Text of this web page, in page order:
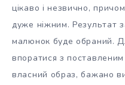
цікаво і незвично,
дуже ніжним. Результат
малюнок буде обраний.
впоратися з
власний образ, бажано